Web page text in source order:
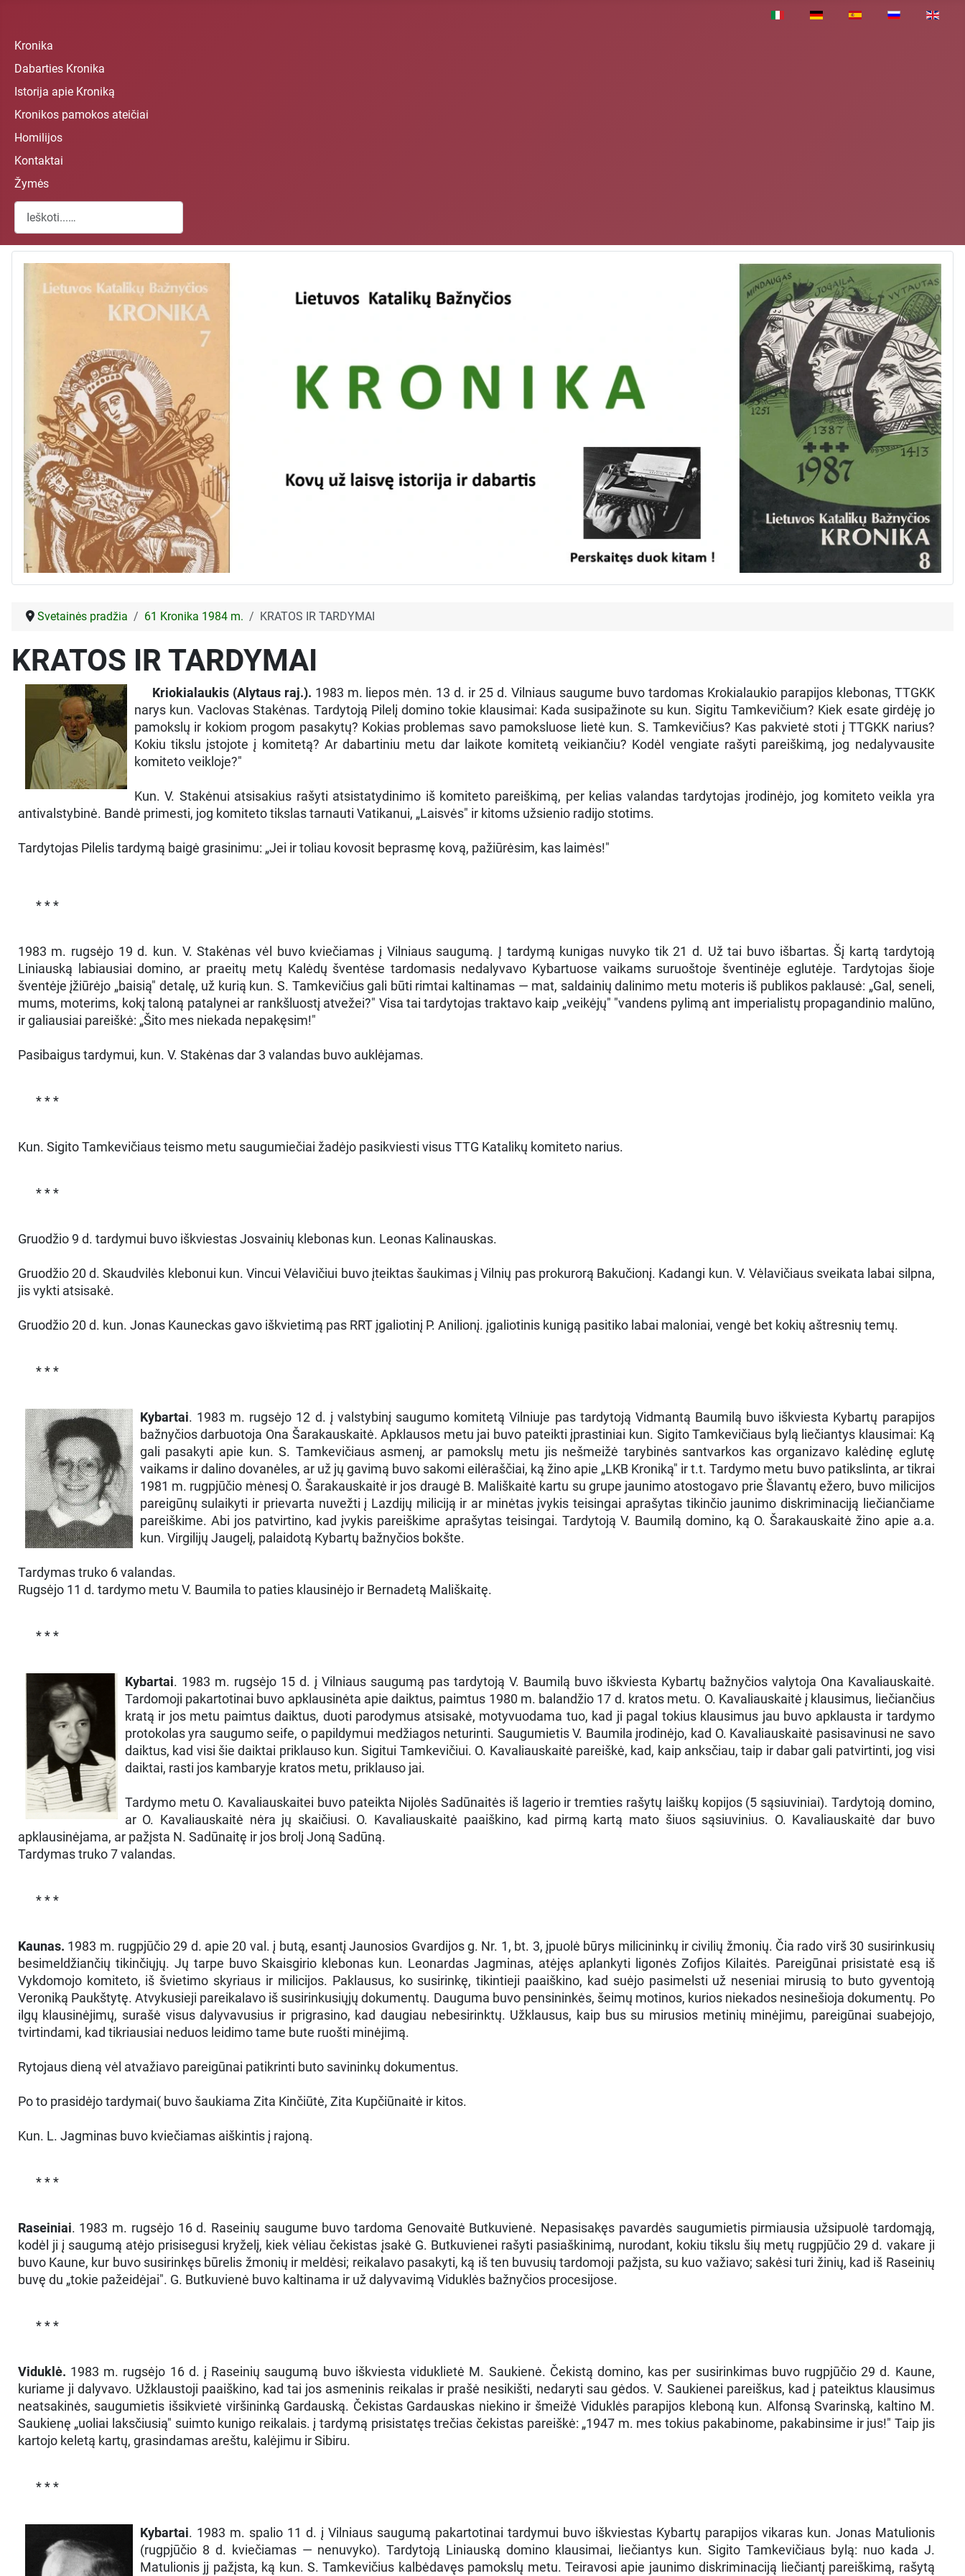
Pasirinkite savo kalbą
Kronika
Dabarties Kronika
Istorija apie Kroniką
Kronikos pamokos ateičiai
Homilijos
Kontaktai
Žymės
Paieška
Svetainės pradžia 61 Kronika 1984 m. KRATOS IR TARDYMAI
KRATOS IR TARDYMAI
Kriokialaukis (Alytaus raj.). 1983 m. liepos mėn. 13 d. ir 25 d. Vilniaus saugume buvo tardomas Krokialaukio parapijos klebonas, TTGKK
narys kun. Vaclovas Stakėnas. Tardytoją Pilelį domino tokie klausimai: Kada susipažinote su kun. Sigitu Tamkevičium? Kiek esate girdėję jo
pamokslų ir kokiom progom pasakytų? Kokias problemas savo pamoksluose lietė kun. S. Tamkevičius? Kas pakvietė stoti į TTGKK narius?
Kokiu tikslu įstojote į komitetą? Ar dabartiniu metu dar laikote komitetą veikiančiu? Kodėl vengiate rašyti pareiškimą, jog nedalyvausite
komiteto veikloje?"
Kun. V. Stakėnui atsisakius rašyti atsistatydinimo iš komiteto pareiškimą, per kelias valandas tardytojas įrodinėjo, jog komiteto veikla yra
antivalstybinė. Bandė primesti, jog komiteto tikslas tarnauti Vatikanui, „Laisvės" ir kitoms užsienio radijo stotims.
Tardytojas Pilelis tardymą baigė grasinimu: „Jei ir toliau kovosit beprasmę kovą, pažiūrėsim, kas laimės!"
* * *
1983 m. rugsėjo 19 d. kun. V. Stakėnas vėl buvo kviečiamas į Vilniaus saugumą. Į tardymą kunigas nuvyko tik 21 d. Už tai buvo išbartas. Šį kartą tardytoją
Liniauską labiausiai domino, ar praeitų metų Kalėdų šventėse tardomasis nedalyvavo Kybartuose vaikams suruoštoje šventinėje eglutėje. Tardytojas šioje
šventėje įžiūrėjo „baisią" detalę, už kurią kun. S. Tamkevičius gali būti rimtai kaltinamas — mat, saldainių dalinimo metu moteris iš publikos paklausė: „Gal, seneli,
mums, moterims, kokį taloną patalynei ar rankšluostį atvežei?" Visa tai tardytojas traktavo kaip „veikėjų" "vandens pylimą ant imperialistų propagandinio malūno,
ir galiausiai pareiškė: „Šito mes niekada nepakęsim!"
Pasibaigus tardymui, kun. V. Stakėnas dar 3 valandas buvo auklėjamas.
* * *
Kun. Sigito Tamkevičiaus teismo metu saugumiečiai žadėjo pasikviesti visus TTG Katalikų komiteto narius.
* * *
Gruodžio 9 d. tardymui buvo iškviestas Josvainių klebonas kun. Leonas Kalinauskas.
Gruodžio 20 d. Skaudvilės klebonui kun. Vincui Vėlavičiui buvo įteiktas šaukimas į Vilnių pas prokurorą Bakučionį. Kadangi kun. V. Vėlavičiaus sveikata labai silpna,
jis vykti atsisakė.
Gruodžio 20 d. kun. Jonas Kauneckas gavo iškvietimą pas RRT įgaliotinį P. Anilionį. įgaliotinis kunigą pasitiko labai maloniai, vengė bet kokių aštresnių temų.
* * *
Kybartai. 1983 m. rugsėjo 12 d. į valstybinį saugumo komitetą Vilniuje pas tardytoją Vidmantą Baumilą buvo iškviesta Kybartų parapijos
bažnyčios darbuotoja Ona Šarakauskaitė. Apklausos metu jai buvo pateikti įprastiniai kun. Sigito Tamkevičiaus bylą liečiantys klausimai: Ką
gali pasakyti apie kun. S. Tamkevičiaus asmenį, ar pamokslų metu jis nešmeižė tarybinės santvarkos kas organizavo kalėdinę eglutę
vaikams ir dalino dovanėles, ar už jų gavimą buvo sakomi eilėraščiai, ką žino apie „LKB Kroniką" ir t.t. Tardymo metu buvo patikslinta, ar tikrai
1981 m. rugpjūčio mėnesį O. Šarakauskaitė ir jos draugė B. Mališkaitė kartu su grupe jaunimo atostogavo prie Šlavantų ežero, buvo milicijos
pareigūnų sulaikyti ir prievarta nuvežti į Lazdijų miliciją ir ar minėtas įvykis teisingai aprašytas tikinčio jaunimo diskriminaciją liečiančiame
pareiškime. Abi jos patvirtino, kad įvykis pareiškime aprašytas teisingai. Tardytoją V. Baumilą domino, ką O. Šarakauskaitė žino apie a.a.
kun. Virgilijų Jaugelį, palaidotą Kybartų bažnyčios bokšte.
Tardymas truko 6 valandas.
Rugsėjo 11 d. tardymo metu V. Baumila to paties klausinėjo ir Bernadetą Mališkaitę.
* * *
Kybartai. 1983 m. rugsėjo 15 d. į Vilniaus saugumą pas tardytoją V. Baumilą buvo iškviesta Kybartų bažnyčios valytoja Ona Kavaliauskaitė.
Tardomoji pakartotinai buvo apklausinėta apie daiktus, paimtus 1980 m. balandžio 17 d. kratos metu. O. Kavaliauskaitė į klausimus, liečiančius
kratą ir jos metu paimtus daiktus, duoti parodymus atsisakė, motyvuodama tuo, kad ji pagal tokius klausimus jau buvo apklausta ir tardymo
protokolas yra saugumo seife, o papildymui medžiagos neturinti. Saugumietis V. Baumila įrodinėjo, kad O. Kavaliauskaitė pasisavinusi ne savo
daiktus, kad visi šie daiktai priklauso kun. Sigitui Tamkevičiui. O. Kavaliauskaitė pareiškė, kad, kaip anksčiau, taip ir dabar gali patvirtinti, jog visi
daiktai, rasti jos kambaryje kratos metu, priklauso jai.
Tardymo metu O. Kavaliauskaitei buvo pateikta Nijolės Sadūnaitės iš lagerio ir tremties rašytų laiškų kopijos (5 sąsiuviniai). Tardytoją domino,
ar O. Kavaliauskaitė nėra jų skaičiusi. O. Kavaliauskaitė paaiškino, kad pirmą kartą mato šiuos sąsiuvinius. O. Kavaliauskaitė dar buvo
apklausinėjama, ar pažįsta N. Sadūnaitę ir jos brolį Joną Sadūną.
Tardymas truko 7 valandas.
* * *
Kaunas. 1983 m. rugpjūčio 29 d. apie 20 val. į butą, esantį Jaunosios Gvardijos g. Nr. 1, bt. 3, įpuolė būrys milicininkų ir civilių žmonių. Čia rado virš 30 susirinkusių
besimeldžiančių tikinčiųjų. Jų tarpe buvo Skaisgirio klebonas kun. Leonardas Jagminas, atėjęs aplankyti ligonės Zofijos Kilaitės. Pareigūnai prisistatė esą iš
Vykdomojo komiteto, iš švietimo skyriaus ir milicijos. Paklausus, ko susirinkę, tikintieji paaiškino, kad suėjo pasimelsti už neseniai mirusią to buto gyventoją
Veroniką Paukštytę. Atvykusieji pareikalavo iš susirinkusiųjų dokumentų. Dauguma buvo pensininkės, šeimų motinos, kurios niekados nesinešioja dokumentų. Po
ilgų klausinėjimų, surašė visus dalyvavusius ir prigrasino, kad daugiau nebesirinktų. Užklausus, kaip bus su mirusios metinių minėjimu, pareigūnai suabejojo,
tvirtindami, kad tikriausiai neduos leidimo tame bute ruošti minėjimą.
Rytojaus dieną vėl atvažiavo pareigūnai patikrinti buto savininkų dokumentus.
Po to prasidėjo tardymai( buvo šaukiama Zita Kinčiūtė, Zita Kupčiūnaitė ir kitos.
Kun. L. Jagminas buvo kviečiamas aiškintis į rajoną.
* * *
Raseiniai. 1983 m. rugsėjo 16 d. Raseinių saugume buvo tardoma Genovaitė Butkuvienė. Nepasisakęs pavardės saugumietis pirmiausia užsipuolė tardomąją,
kodėl ji į saugumą atėjo prisisegusi kryželį, kiek vėliau čekistas įsakė G. Butkuvienei rašyti pasiaškinimą, nurodant, kokiu tikslu šių metų rugpjūčio 29 d. vakare ji
buvo Kaune, kur buvo susirinkęs būrelis žmonių ir meldėsi; reikalavo pasakyti, ką iš ten buvusių tardomoji pažįsta, su kuo važiavo; sakėsi turi žinių, kad iš Raseinių
buvę du „tokie pažeidėjai". G. Butkuvienė buvo kaltinama ir už dalyvavimą Viduklės bažnyčios procesijose.
* * *
Viduklė. 1983 m. rugsėjo 16 d. į Raseinių saugumą buvo iškviesta viduklietė M. Saukienė. Čekistą domino, kas per susirinkimas buvo rugpjūčio 29 d. Kaune,
kuriame ji dalyvavo. Užklaustoji paaiškino, kad tai jos asmeninis reikalas ir prašė nesikišti, nedaryti sau gėdos. V. Saukienei pareiškus, kad į pateiktus klausimus
neatsakinės, saugumietis išsikvietė viršininką Gardauską. Čekistas Gardauskas niekino ir šmeižė Viduklės parapijos kleboną kun. Alfonsą Svarinską, kaltino M.
Saukienę „uoliai laksčiusią" suimto kunigo reikalais. į tardymą prisistatęs trečias čekistas pareiškė: „1947 m. mes tokius pakabinome, pakabinsime ir jus!" Taip jis
kartojo keletą kartų, grasindamas areštu, kalėjimu ir Sibiru.
* * *
Kybartai. 1983 m. spalio 11 d. į Vilniaus saugumą pakartotinai tardymui buvo iškviestas Kybartų parapijos vikaras kun. Jonas Matulionis
(rugpjūčio 8 d. kviečiamas — nenuvyko). Tardytoją Liniauską domino klausimai, liečiantys kun. Sigito Tamkevičiaus bylą: nuo kada J.
Matulionis jj pažįsta, ką kun. S. Tamkevičius kalbėdavęs pamokslų metu. Teiravosi apie jaunimo diskriminaciją liečiantį pareiškimą, rašytą